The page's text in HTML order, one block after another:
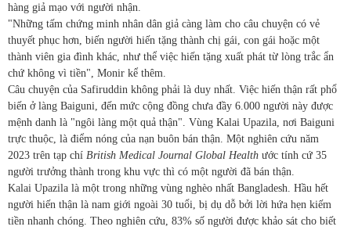
hàng giả mạo với người nhận.
"Những tấm chứng minh nhân dân giả càng làm cho câu chuyện có vẻ
thuyết phục hơn, biến người hiến tặng thành chị gái, con gái hoặc một
thành viên gia đình khác, như thể việc hiến tặng xuất phát từ lòng trắc ẩn
chứ không vì tiền", Monir kể thêm.
Câu chuyện của Safiruddin không phải là duy nhất. Việc hiến thận rất phổ
biến ở làng Baiguni, đến mức cộng đồng chưa đầy 6.000 người này được
mệnh danh là "ngôi làng một quả thận". Vùng Kalai Upazila, nơi Baiguni
trực thuộc, là điểm nóng của nạn buôn bán thận. Một nghiên cứu năm
2023 trên tạp chí British Medical Journal Global Health ước tính cứ 35
người trưởng thành trong khu vực thì có một người đã bán thận.
Kalai Upazila là một trong những vùng nghèo nhất Bangladesh. Hầu hết
người hiến thận là nam giới ngoài 30 tuổi, bị dụ dỗ bởi lời hứa hẹn kiếm
tiền nhanh chóng. Theo nghiên cứu, 83% số người được khảo sát cho biết